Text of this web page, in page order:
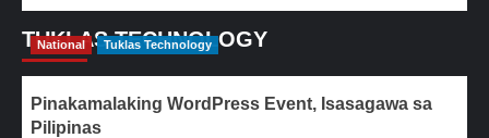
TUKLAS TECHNOLOGY
National Tuklas Technology
Pinakamalaking WordPress Event, Isasagawa sa
Pilipinas